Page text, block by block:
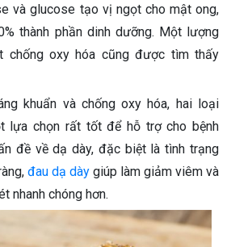
và glucose tạo vị ngọt cho mật ong,
thành phần dinh dưỡng. Một lượng
chống oxy hóa cũng được tìm thấy
khuẩn và chống oxy hóa, hai loại
lựa chọn rất tốt để hỗ trợ cho bệnh
đề về dạ dày, đặc biệt là tình trạng
đau dạ dày giúp làm giảm viêm và
nhanh chóng hơn.